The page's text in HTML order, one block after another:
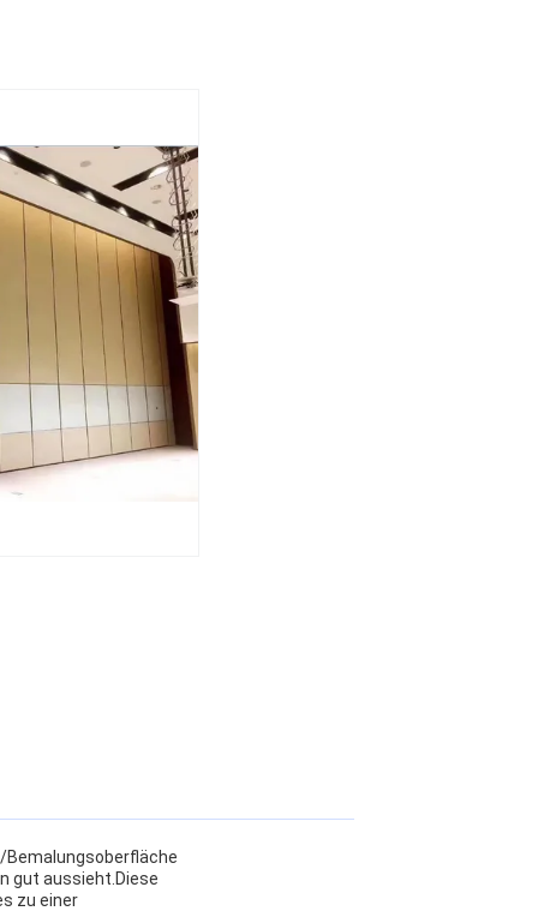
Bemalungsoberfläche
gut aussieht.Diese
zu einer